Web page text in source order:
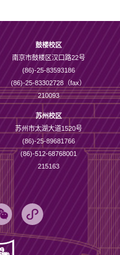
鼓楼校区
南京市鼓楼区汉口路22号
(86)-25-83593186
(86)-25-83302728（fax）
210093
苏州校区
苏州市太湖大道1520号
(86)-25-89681766
(86)-512-68768001
215163